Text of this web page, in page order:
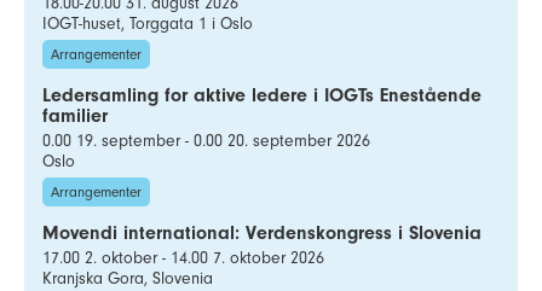
IOGT-huset, Torggata 1 i Oslo
Arrangementer
Ledersamling for aktive ledere i IOGTs Enestående
familier
0.00 19. september - 0.00 20. september 2026
Oslo
Arrangementer
Movendi international: Verdenskongress i Slovenia
17.00 2. oktober - 14.00 7. oktober 2026
Kranjska Gora, Slovenia